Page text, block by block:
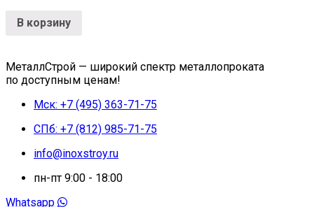
В корзину
МеталлСтрой — широкий спектр металлопроката
по доступным ценам!
Мск: +7 (495) 363-71-75
СПб: +7 (812) 985-71-75
info@inoxstroy.ru
пн-пт 9:00 - 18:00
Whatsapp